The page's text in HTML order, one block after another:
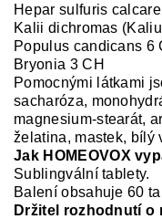
Hepar sulfuris
Kalii dichromas
Populus candicans 6
Bryonia 3 CH
Pomocnými látkami
sacharóza,
magnesium-stearát,
želatina, mastek, bílý
Jak HOMEOVOX
Sublingválnítablety.
Balení obsahuje60
Držitel rozhodnutí o